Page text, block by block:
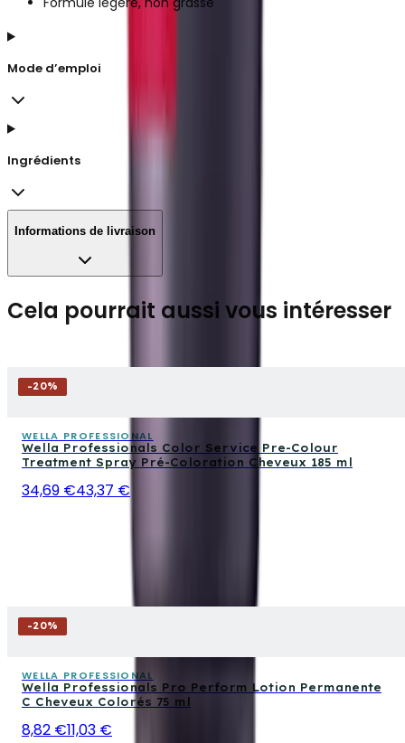
Mode d’emploi
Ingrédients
Informations de livraison
Cela pourrait aussi vous intéresser
-20%
WELLA PROFESSIONAL
Wella Professionals Color Service Pre-Colour
Treatment Spray Pré-Coloration Cheveux 185 ml
34,69 €43,37 €
-20%
WELLA PROFESSIONAL
Wella Professionals Pro Perform Lotion Permanente
C Cheveux Colorés 75 ml
8,82 €11,03 €